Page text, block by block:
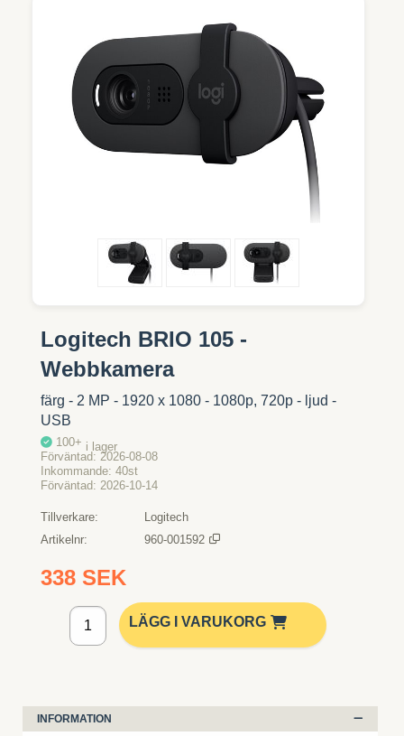
Logitech BRIO 105 -
Webbkamera
färg - 2 MP - 1920 x 1080 - 1080p, 720p - ljud -
USB
100+ i lager
Förväntad
2026-08-08
Inkommande 40st
Förväntad
2026-10-14
Tillverkare
Logitech
Artikelnr
960-001592
338 SEK
Lägg i kundvagnLÄGG I VARUKORG
INFORMATION